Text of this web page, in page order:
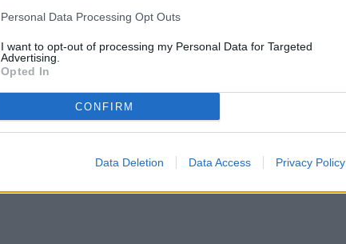
Personal Data Processing Opt Outs
I want to opt-out of processing my Personal Data for Targeted
Advertising.
Opted In
CONFIRM
Data Deletion Data Access Privacy Policy